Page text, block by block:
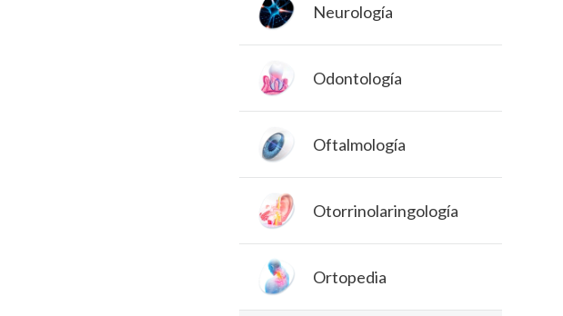
Neurología
Odontología
Oftalmología
Otorrinolaringología
Ortopedia